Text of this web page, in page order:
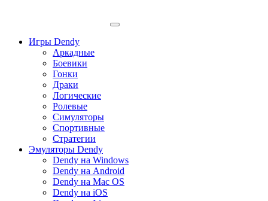
Игры Dendy
Аркадные
Боевики
Гонки
Драки
Логические
Ролевые
Симуляторы
Спортивные
Стратегии
Эмуляторы Dendy
Dendy на Windows
Dendy на Android
Dendy на Mac OS
Dendy на iOS